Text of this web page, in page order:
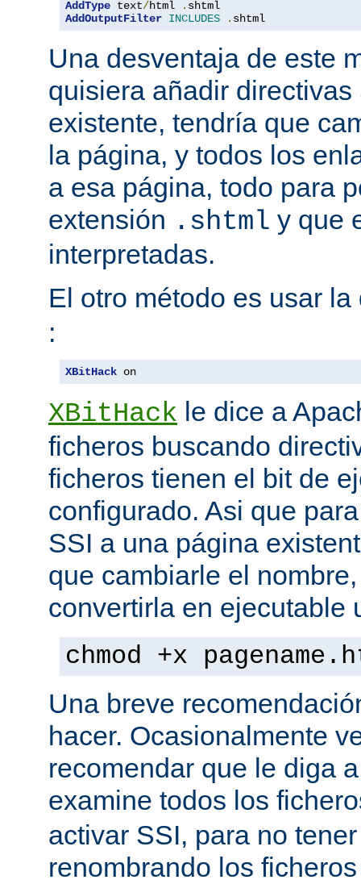
AddType text/html .
AddOutputFilter INCLUDES . shtml
Una desventaja de este
quisiera añadir
existente, tendría que
la página, y todos los
a esa página, todo para
extensión .shtml y que
interpretadas.
El otro método es usar
:
XBitHack on
XBitHack le dice a
ficheros buscando
ficheros tienen el bit de
configurado. Asi que
SSI a una página
que cambiarle el
convertirla en ejecutable
chmod +x
Una breve
hacer. Ocasionalmente
recomendar que le diga
examine todos los
activar SSI, para no
renombrando los